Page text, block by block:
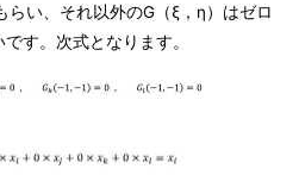
らい、それ以外のG（ξ，η）はゼロ
す。次式となります。